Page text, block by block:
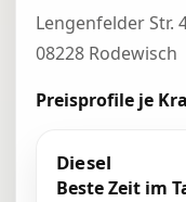
Lengenfelder Str.
08228 Rodewisch
Preisprofile je
Diesel
Beste Zeit im